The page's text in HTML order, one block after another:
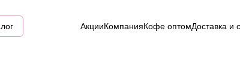
АкцииКомпанияКофе оптомДоставка и